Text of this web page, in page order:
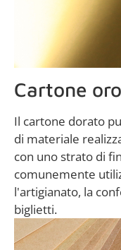
Cartone oro
Il cartone dorato
di materiale
con uno strato di
comunemente
l'artigianato, la
biglietti.